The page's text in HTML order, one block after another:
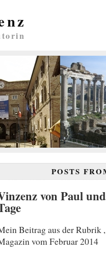
POSTS
von Paul
Beitrag aus der Rubrik
vom Februar 2014